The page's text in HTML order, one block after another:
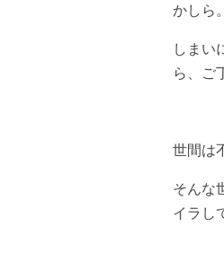
かしら。
しまい
ら、ご
世間は
そんな
イラし